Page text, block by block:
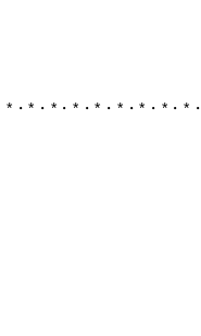
・*・*・*・*・*・*・*・*